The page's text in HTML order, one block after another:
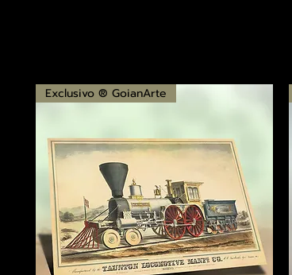
Exclusivo ® GoianArte